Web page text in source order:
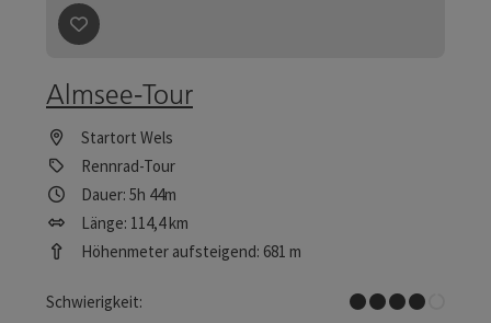
Beitrag merken
Almsee-Tour
Startort Wels
Rennrad-Tour
Dauer: 5h 44m
Länge: 114,4 km
Höhenmeter aufsteigend: 681 m
Schwierigkeit:
Schwer